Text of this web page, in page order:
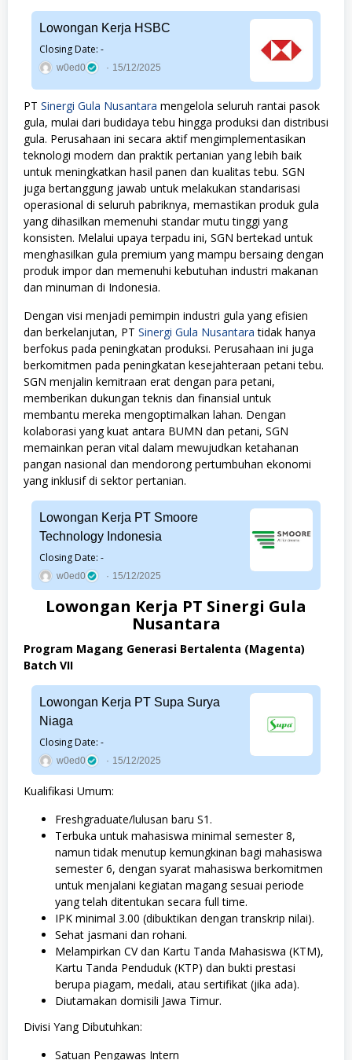
Lowongan Kerja HSBC
Closing Date: -
w0ed0 15/12/2025
PT Sinergi Gula Nusantara mengelola seluruh rantai pasok
gula, mulai dari budidaya tebu hingga produksi dan distribusi
gula. Perusahaan ini secara aktif mengimplementasikan
teknologi modern dan praktik pertanian yang lebih baik
untuk meningkatkan hasil panen dan kualitas tebu. SGN
juga bertanggung jawab untuk melakukan standarisasi
operasional di seluruh pabriknya, memastikan produk gula
yang dihasilkan memenuhi standar mutu tinggi yang
konsisten. Melalui upaya terpadu ini, SGN bertekad untuk
menghasilkan gula premium yang mampu bersaing dengan
produk impor dan memenuhi kebutuhan industri makanan
dan minuman di Indonesia.
Dengan visi menjadi pemimpin industri gula yang efisien
dan berkelanjutan, PT Sinergi Gula Nusantara tidak hanya
berfokus pada peningkatan produksi. Perusahaan ini juga
berkomitmen pada peningkatan kesejahteraan petani tebu.
SGN menjalin kemitraan erat dengan para petani,
memberikan dukungan teknis dan finansial untuk
membantu mereka mengoptimalkan lahan. Dengan
kolaborasi yang kuat antara BUMN dan petani, SGN
memainkan peran vital dalam mewujudkan ketahanan
pangan nasional dan mendorong pertumbuhan ekonomi
yang inklusif di sektor pertanian.
Lowongan Kerja PT Smoore
Technology Indonesia
Closing Date: -
w0ed0 15/12/2025
Lowongan Kerja PT Sinergi Gula
Nusantara
Program Magang Generasi Bertalenta (Magenta)
Batch VII
Lowongan Kerja PT Supa Surya
Niaga
Closing Date: -
w0ed0 15/12/2025
Kualifikasi Umum:
Freshgraduate/lulusan baru S1.
Terbuka untuk mahasiswa minimal semester 8,
namun tidak menutup kemungkinan bagi mahasiswa
semester 6, dengan syarat mahasiswa berkomitmen
untuk menjalani kegiatan magang sesuai periode
yang telah ditentukan secara full time.
IPK minimal 3.00 (dibuktikan dengan transkrip nilai).
Sehat jasmani dan rohani.
Melampirkan CV dan Kartu Tanda Mahasiswa (KTM),
Kartu Tanda Penduduk (KTP) dan bukti prestasi
berupa piagam, medali, atau sertifikat (jika ada).
Diutamakan domisili Jawa Timur.
Divisi Yang Dibutuhkan:
Satuan Pengawas Intern